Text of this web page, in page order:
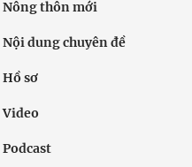
Nông thôn mới
Nội dung chuyên đề
Hồ sơ
Video
Podcast